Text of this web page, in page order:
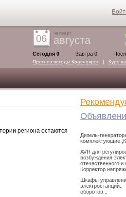
06
четверг
августа
Сегодня 0 Завтра 0
Прогноз погоды Красноярск | Курс
региона остаются
Дизель-
AVR для
возбуждения
отечественного
Корректор
Шкафы
оборотов...